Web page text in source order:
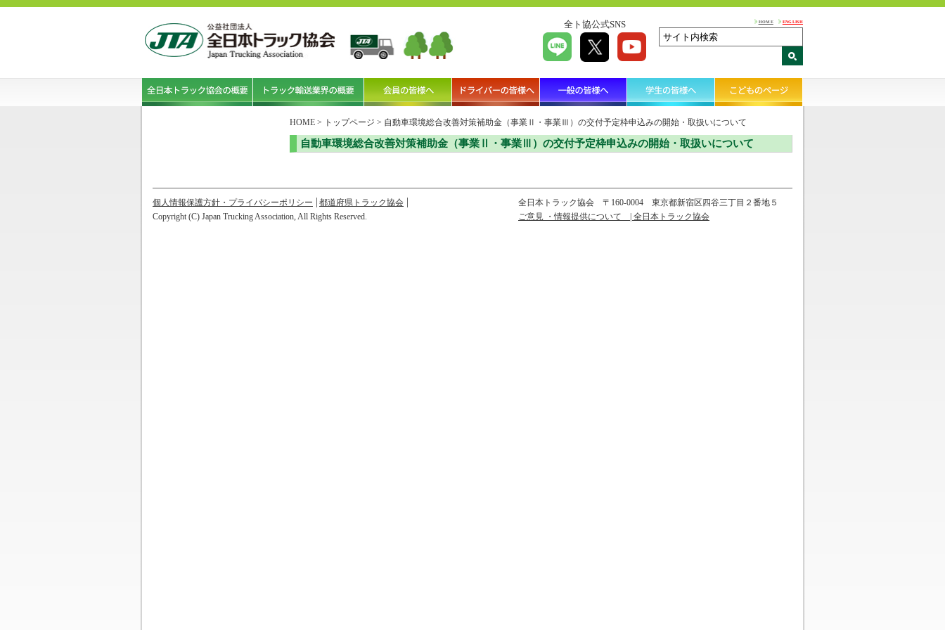
全ト協公式SNS HOME ENGLISH
HOME > トップページ > 自動車環境総合改善対策補助金（事業Ⅱ・事業Ⅲ）の交付予定枠申込みの開始・取扱いについて
自動車環境総合改善対策補助金（事業Ⅱ・事業Ⅲ）の交付予定枠申込みの開始・取扱いについて
個人情報保護方針・プライバシーポリシー 都道府県トラック協会 全日本トラック協会 〒160-0004 東京都新宿区四谷三丁目２番地５
ご意見 ・情報提供について | 全日本トラック協会
Copyright (C) Japan Trucking Association, All Rights Reserved.